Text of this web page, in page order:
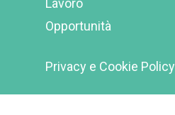
Lavoro
Opportunità
Privacy e Cookie Policy